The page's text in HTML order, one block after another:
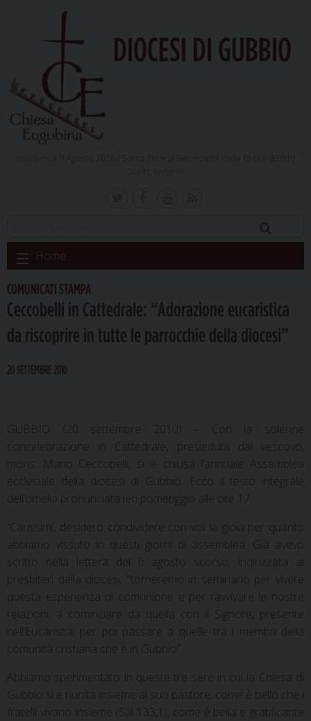
DIOCESI DI GUBBIO
Skip
to
content
Home
COMUNICATI STAMPA
Ceccobelli in Cattedrale: “Adorazione eucaristica
da riscoprire in tutte le parrocchie della diocesi”
20 SETTEMBRE 2010
GUBBIO (20 settembre 2010) – Con la solenne
concelebrazione in Cattedrale, presieduta dal vescovo,
mons. Mario Ceccobelli, si è chiusa l’annuale Assemblea
ecclesiale della diocesi di Gubbio. Ecco il testo integrale
dell’omelia pronunciata ieri pomeriggio alle ore 17:
Carissimi, desidero condividere con voi la gioia per quanto
abbiamo vissuto in questi giorni di assemblea. Già avevo
scritto nella lettera del 6 agosto scorso, indirizzata ai
presbiteri della diocesi, “torneremo in seminario per vivere
questa esperienza di comunione e per ravvivare le nostre
relazioni, a cominciare da quella con il Signore, presente
nell’Eucaristia, per poi passare a quelle tra i membri della
comunità cristiana che è in Gubbio”.
Abbiamo sperimentato in queste tre sere in cui la Chiesa di
Gubbio si è riunita insieme al suo pastore, come è bello che i
fratelli vivano insieme (Sal 133,1), come è bella e gratificante